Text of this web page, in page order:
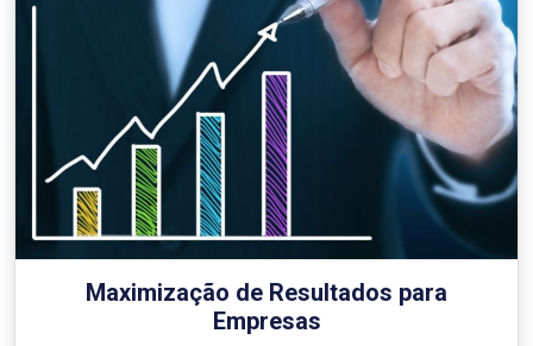
Maximização de Resultados para
Empresas